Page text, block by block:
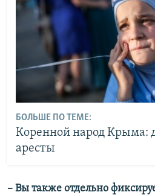
БОЛЬШЕ ПО ТЕМЕ:
Коренной народ Крыма:
аресты
– Вы также отдельно